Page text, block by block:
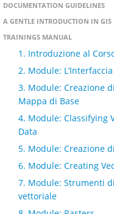
DOCUMENTATION GUIDELINES
A GENTLE INTRODUCTION IN GIS
TRAININGS MANUAL
1. Introduzione al
2. Module: L’Interfaccia
3. Module: Creazione
Mappa di Base
4. Module: Classifying
Data
5. Module: Creazione
6. Module: Creating
7. Module: Strumenti
vettoriale